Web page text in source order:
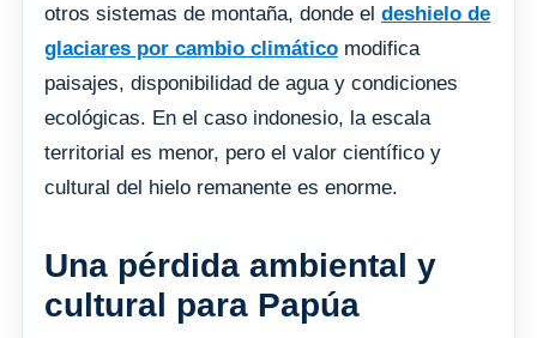
otros sistemas de montaña, donde el deshielo de
glaciares por cambio climático modifica
paisajes, disponibilidad de agua y condiciones
ecológicas. En el caso indonesio, la escala
territorial es menor, pero el valor científico y
cultural del hielo remanente es enorme.
Una pérdida ambiental y
cultural para Papúa